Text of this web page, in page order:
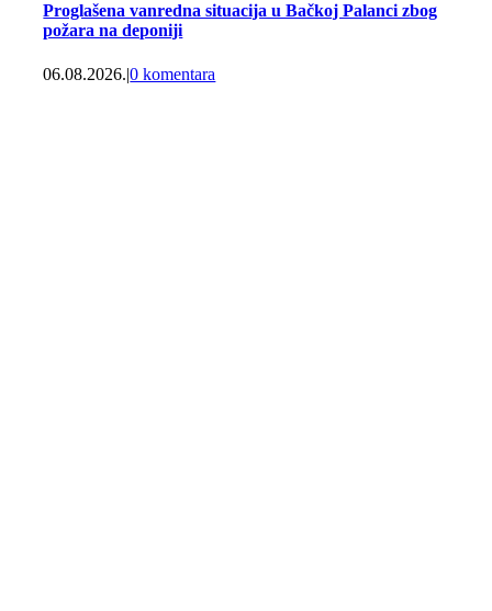
Proglašena vanredna situacija u Bačkoj Palanci zbog
požara na deponiji
06.08.2026.|0 komentara